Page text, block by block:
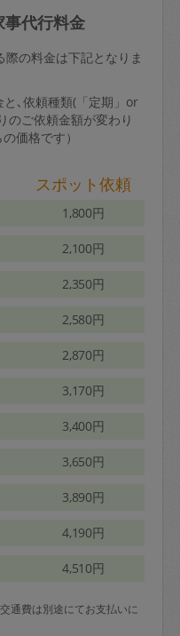
事代行料金
の料金は下記となりま
､依頼種類(「定期」or
のご依頼金額が変わり
価格です）
スポット依頼
1,800円
2,100円
2,350円
2,580円
2,870円
3,170円
3,400円
3,650円
3,890円
4,190円
4,510円
通費は別途にてお支払いに